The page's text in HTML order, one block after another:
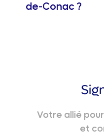
de-Conac ?
Votre allié
et